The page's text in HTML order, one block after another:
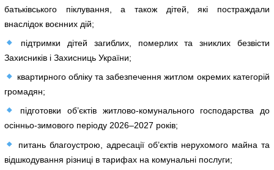
батьківського піклування, а також дітей, які постраждали
внаслідок воєнних дій;
підтримки дітей загиблих, померлих та зниклих безвісти
Захисників і Захисниць України;
квартирного обліку та забезпечення житлом окремих категорій
громадян;
підготовки об’єктів житлово-комунального господарства до
осінньо-зимового періоду 2026–2027 років;
питань благоустрою, адресації об’єктів нерухомого майна та
відшкодування різниці в тарифах на комунальні послуги;